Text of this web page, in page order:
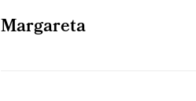
Margareta